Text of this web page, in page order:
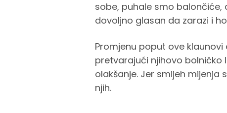
sobe, puhale smo balončiće,
dovoljno glasan da zarazi i
Promjenu poput ove
pretvarajući njihovo bolničko
olakšanje. Jer smijeh mijenja
njih.